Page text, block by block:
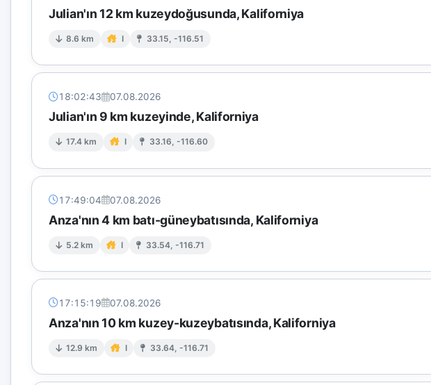
Julian'ın 12 km kuzeydoğusunda, Kaliforniya
8.6 km I 33.15, -116.51
18:02:43 07.08.2026
Julian'ın 9 km kuzeyinde, Kaliforniya
17.4 km I 33.16, -116.60
17:49:04 07.08.2026
Anza'nın 4 km batı-güneybatısında, Kaliforniya
5.2 km I 33.54, -116.71
17:15:19 07.08.2026
Anza'nın 10 km kuzey-kuzeybatısında, Kaliforniya
12.9 km I 33.64, -116.71